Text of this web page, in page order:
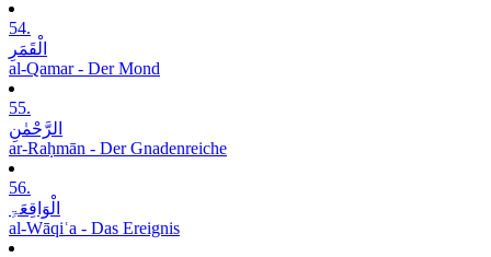
54.
الْقَمَرِ
al-Qamar - Der Mond
55.
الرَّحْمٰنِ
ar-Raḥmān - Der Gnadenreiche
56.
الْوَاقِعَۃِ
al-Wāqiʿa - Das Ereignis